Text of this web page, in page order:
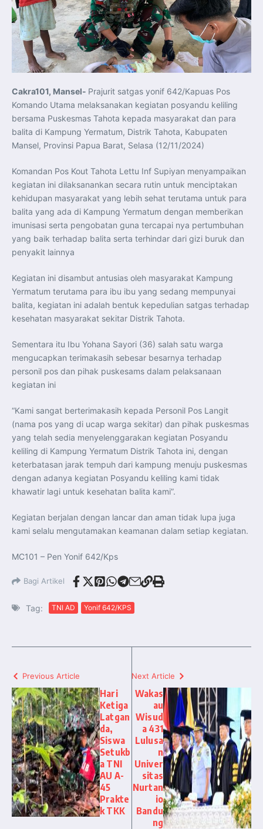
Latihan DACT di Exercise Pitch Black 2026 Tingkatkan
Kesiapan Tempur Penerbang TNI AU
Menlu Sugiono: “Kekuatan Ekonomi ASEAN-RRT Harus
Menjadi Penopang Stabilitas Kawasan”
ASEAN dan Amerika Serikat Perkuat Kemitraan untuk
Jaga Stabilitas Kawasan dan Dorong Pertumbuhan
Ekonomi
Presiden Prabowo Terima Direktur FBI, Indonesia dan AS
Perkuat Kerja Sama Repatriasi Artefak Budaya
Teknologi, Data, dan Pembiayaan Demi Percepatan
Program 3 Juta Rumah
Pendaftaran MagangHub Angkatan II Batch 1 Dibuka
hingga 28 Juli 2026, Kesempatan Raih Pengalaman Kerja
dan Sertifikasi Kompetensi
KASAU Bekali 154 Perwira Remaja AAU 2026, Tekankan
Integritas dan Profesionalisme sebagai Bekal
Pengabdian
Indonesia Dorong ASEAN dan Uni Eropa Perkuat
Stabilitas Global melalui Kemitraan Strategis
Menlu RI Dorong Kemitraan Ekonomi ASEAN–Korea
Selatan untuk Perkuat Ketahanan Kawasan
Kemitraan ASEAN–Kanada Perkuat Ketahanan Ekonomi,
Pangan, dan Energi Kawasan
ASEAN dan India Perkuat Ketahanan Kawasan lewat
Kerja Sama Maritim, Ekonomi, dan Kesehatan
BI Pertahankan BI-Rate 5,75 Persen untuk Jaga
Stabilitas dan Dukung Pertumbuhan Ekonomi
Kepala BGN Sudaryono Tegaskan Komitmen Perkuat
Gratis
Presiden Prabowo Resmi Lantik Sudaryono sebagai
Kepala Badan Gizi Nasional
Presiden Prabowo Lantik Sudaryono sebagai Kepala
Badan Gizi Nasional
Presiden Prabowo Tekankan Integritas dan Loyalitas
sebagai Pedoman Utama Perwira TNI-Polri
pada Upacara Praspa 2026
Mensesneg Tegaskan Komitmen Pemerintah Bangun
Ekosistem Kendaraan Listrik Nasional
Penerbang T-50i Golden Eagle TNI AU Ikuti Latihan
DBFM dalam Pitch Black 2026 di Australia
Masela untuk Kebutuhan Domestik
Presiden Prabowo: “Indonesia di Jalur Tepat untuk
Wujudkan Penghapusan Kemiskinan dan Kelaparan”
Presiden Prabowo Tegaskan Pembenahan Kebocoran
Ekonomi Demi Lindungi Kekayaan Negara dan
Sejahterakan Rakyat
Presiden Prabowo Jadikan Sidang Kabinet Paripurna
Momentum Evaluasi Kinerja Pemerintah Menuju Tahun
Kedua
Cakra101, Mansel- Prajurit satgas yonif 642/Kapuas Pos
Komando Utama melaksanakan kegiatan posyandu keliling
bersama Puskesmas Tahota kepada masyarakat dan para
balita di Kampung Yermatum, Distrik Tahota, Kabupaten
Mansel, Provinsi Papua Barat, Selasa (12/11/2024)
Komandan Pos Kout Tahota Lettu Inf Supiyan menyampaikan
kegiatan ini dilaksanankan secara rutin untuk menciptakan
kehidupan masyarakat yang lebih sehat terutama untuk para
balita yang ada di Kampung Yermatum dengan memberikan
imunisasi serta pengobatan guna tercapai nya pertumbuhan
yang baik terhadap balita serta terhindar dari gizi buruk dan
penyakit lainnya
Kegiatan ini disambut antusias oleh masyarakat Kampung
Yermatum terutama para ibu ibu yang sedang mempunyai
balita, kegiatan ini adalah bentuk kepedulian satgas terhadap
kesehatan masyarakat sekitar Distrik Tahota.
Sementara itu Ibu Yohana Sayori (36) salah satu warga
mengucapkan terimakasih sebesar besarnya terhadap
personil pos dan pihak puskesams dalam pelaksanaan
kegiatan ini
“Kami sangat berterimakasih kepada Personil Pos Langit
(nama pos yang di ucap warga sekitar) dan pihak puskesmas
yang telah sedia menyelenggarakan kegiatan Posyandu
keliling di Kampung Yermatum Distrik Tahota ini, dengan
keterbatasan jarak tempuh dari kampung menuju puskesmas
dengan adanya kegiatan Posyandu keliling kami tidak
khawatir lagi untuk kesehatan balita kami”.
Kegiatan berjalan dengan lancar dan aman tidak lupa juga
kami selalu mengutamakan keamanan dalam setiap kegiatan.
MC101 – Pen Yonif 642/Kps
Bagi Artikel
Tag: TNI AD Yonif 642/KPS
Previous Article
Hari
Ketiga
Latgan
da,
Siswa
Setukb
a TNI
AU A-
45
Prakte
k TKK
Next Article
Wakas
au
Wisud
a 431
Lulusa
n
Univer
sitas
Nurtan
io
Bandu
ng